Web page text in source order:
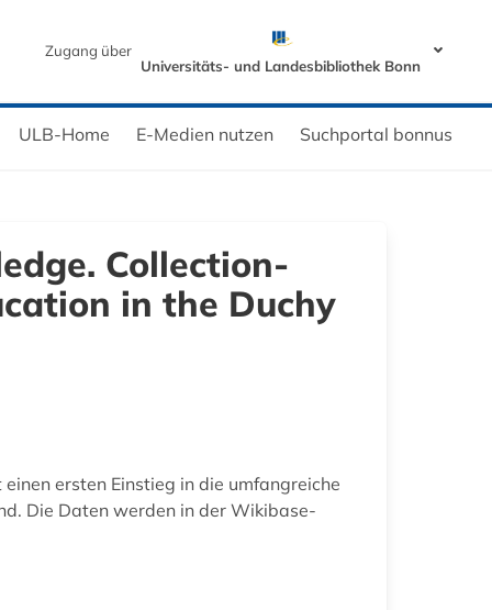
Zugang über
Universitäts- und Landesbibliothek Bonn
ULB-Home E-Medien nutzen Suchportal bonnus
Collection-
in the Duchy
ersten Einstieg in die umfangreiche
Die Daten werden in der Wikibase-